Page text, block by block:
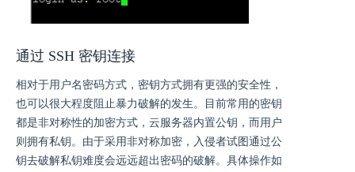
通过 SSH 密钥连接
相对于用户名密码方式，密钥方式拥有更强的安全性，
也可以很大程度阻止暴力破解的发生。目前常用的密钥
都是非对称性的加密方式，云服务器内置公钥，而用户
则拥有私钥。由于采用非对称加密，入侵者试图通过公
钥去破解私钥难度会远远超出密码的破解。具体操作如